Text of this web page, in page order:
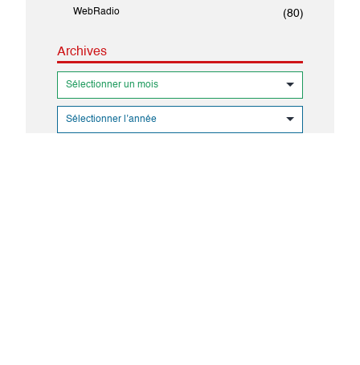
WebRadio (80)
Archives